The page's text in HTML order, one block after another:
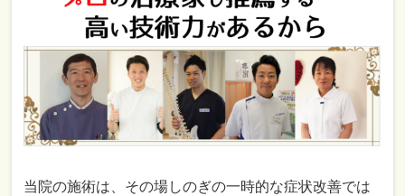
当院の施術は、その場しのぎの一時的な症状改善では